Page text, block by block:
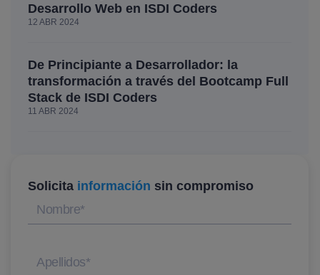
Desarrollo Web en ISDI Coders
12 ABR 2024
De Principiante a Desarrollador: la
transformación a través del Bootcamp Full
Stack de ISDI Coders
11 ABR 2024
Solicita información sin compromiso
Nombre*
Apellidos*